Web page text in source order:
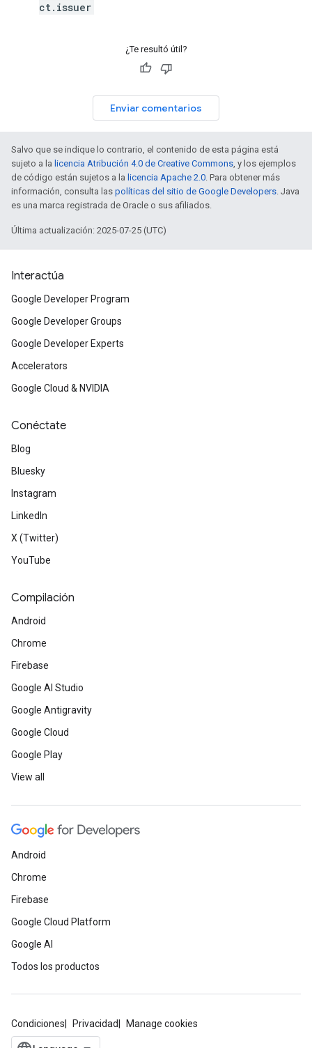
ct.issuer
¿Te resultó útil?
Enviar comentarios
Salvo que se indique lo contrario, el contenido de esta página está
sujeto a la licencia Atribución 4.0 de Creative Commons, y los ejemplos
de código están sujetos a la licencia Apache 2.0. Para obtener más
información, consulta las políticas del sitio de Google Developers. Java
es una marca registrada de Oracle o sus afiliados.
Última actualización: 2025-07-25 (UTC)
Interactúa
Google Developer Program
Google Developer Groups
Google Developer Experts
Accelerators
Google Cloud & NVIDIA
Conéctate
Blog
Bluesky
Instagram
LinkedIn
X (Twitter)
YouTube
Compilación
Android
Chrome
Firebase
Google AI Studio
Google Antigravity
Google Cloud
Google Play
View all
Android
Chrome
Firebase
Google Cloud Platform
Google AI
Todos los productos
Condiciones Privacidad Manage cookies